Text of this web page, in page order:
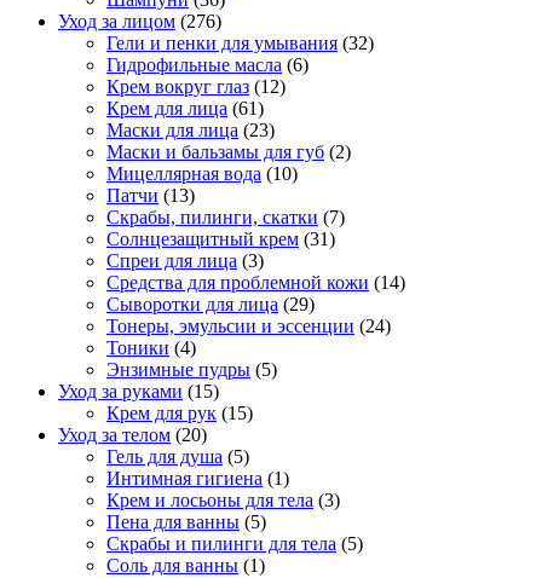
Уход за лицом (276)
Гели и пенки для умывания (32)
Гидрофильные масла (6)
Крем вокруг глаз (12)
Крем для лица (61)
Маски для лица (23)
Маски и бальзамы для губ (2)
Мицеллярная вода (10)
Патчи (13)
Скрабы, пилинги, скатки (7)
Солнцезащитный крем (31)
Спреи для лица (3)
Средства для проблемной кожи (14)
Сыворотки для лица (29)
Тонеры, эмульсии и эссенции (24)
Тоники (4)
Энзимные пудры (5)
Уход за руками (15)
Крем для рук (15)
Уход за телом (20)
Гель для душа (5)
Интимная гигиена (1)
Крем и лосьоны для тела (3)
Пена для ванны (5)
Скрабы и пилинги для тела (5)
Соль для ванны (1)